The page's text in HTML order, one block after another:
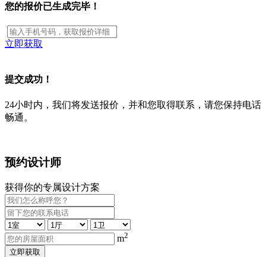
您的报价已生成完毕！
立即获取
提交成功！
24小时内，我们将发送报价，并和您取得联系，请您保持电话
畅通。
预约设计师
获得你的专属设计方案
m2
立即获取